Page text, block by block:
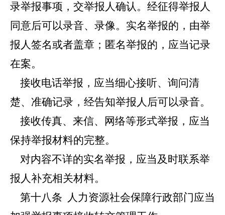
录举报事项，交举报人确认。经征得举报人
同意后可以录音、录像。实名举报的，由举
报人签名或者盖章；匿名举报的，应当记录
在案。
接收电话举报，应当细心接听、询问清
楚、准确记录，经告知举报人后可以录音。
接收传真、来信、网络等形式举报，应当
保持举报材料的完整。
对内容不详的实名举报，应当及时联系举
报人补充相关材料。
第十八条 人力资源社会保障行政部门应当